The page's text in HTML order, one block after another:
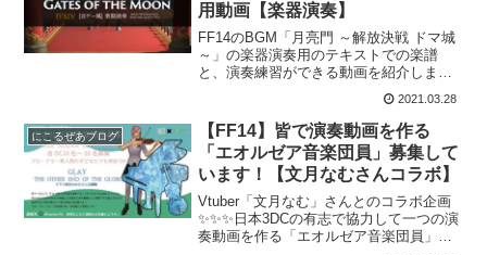
用動画【楽器演奏】
FF14のBGM「月亮門 ～解放決戦 ドマ城
～」の楽器演奏用のテキストでの楽譜
と、演奏練習ができる動画を紹介しま
Moon” Bard Performance. Pl... 2021.03.28
にこるぜあブログ
【FF14】皆で演奏動画を作る
「エオルゼア音楽団員」募集して
います！【文月なむさんコラボ】
Vtuber「文月なむ」さんとのコラボ企画
✨✨✨日本3DCの有志で協力して一つの演
奏動画を作る「エオルゼア音楽団員」を